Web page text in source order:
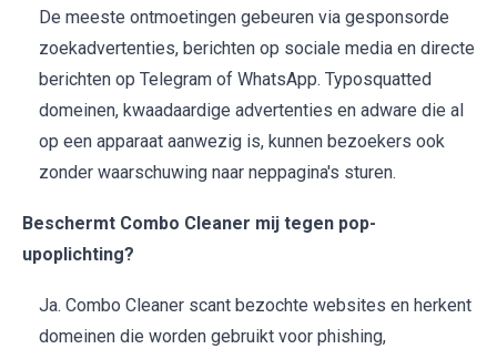
De meeste ontmoetingen gebeuren via gesponsorde
zoekadvertenties, berichten op sociale media en directe
berichten op Telegram of WhatsApp. Typosquatted
domeinen, kwaadaardige advertenties en adware die al
op een apparaat aanwezig is, kunnen bezoekers ook
zonder waarschuwing naar neppagina's sturen.
Beschermt Combo Cleaner mij tegen pop-
upoplichting?
Ja. Combo Cleaner scant bezochte websites en herkent
domeinen die worden gebruikt voor phishing,